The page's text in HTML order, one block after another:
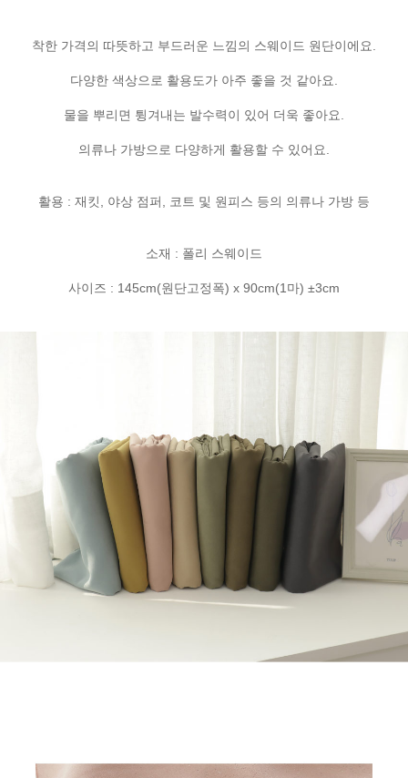
착한 가격의 따뜻하고 부드러운 느낌의 스웨이드 원단이에요.
다양한 색상으로 활용도가 아주 좋을 것 같아요.
물을 뿌리면 튕겨내는 발수력이 있어 더욱 좋아요.
의류나 가방으로 다양하게 활용할 수 있어요.
활용 : 재킷, 야상 점퍼, 코트 및 원피스 등의 의류나 가방 등
소재 : 폴리 스웨이드
사이즈 : 145cm(원단고정폭) x 90cm(1마) ±3cm